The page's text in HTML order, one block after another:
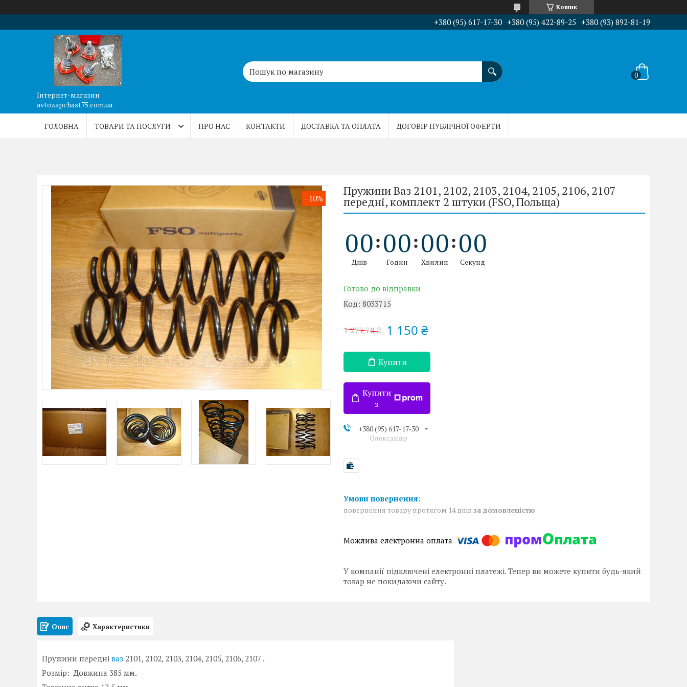
Кошик
+380 (95) 617-17-30 +380 (95) 422-89-25 +380 (93) 892-81-19
Інтернет-магазин
avtozapchast75.com.ua
ГОЛОВНА ТОВАРИ ТА ПОСЛУГИ ПРО НАС КОНТАКТИ ДОСТАВКА ТА ОПЛАТА ДОГОВІР ПУБЛІЧНОЇ ОФЕРТИ
–10%
Пружини Ваз 2101, 2102, 2103, 2104, 2105, 2106, 2107
передні, комплект 2 штуки (FSO, Польща)
00
Днів
00
Годин
00
Хвилин
00
Секунд
Готово до відправки
Код: 8033715
1 277,78 ₴ 1 150 ₴
Купити
Купити
з
+380 (95) 617-17-30
Олександр
повернення товару протягом 14 днів за домовленістю
У компанії підключені електронні платежі. Тепер ви можете купити будь-який
товар не покидаючи сайту.
Опис Характеристики
Пружини передні ваз 2101, 2102, 2103, 2104, 2105, 2106, 2107 .
Розмір: Довжина 385 мм.